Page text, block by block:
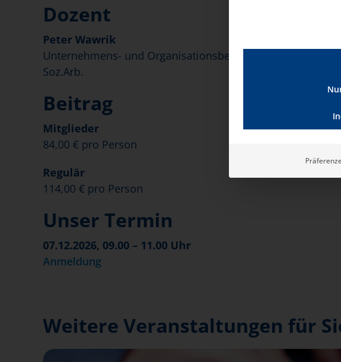
Dozent
Peter Wawrik
Unternehmens- und Organisationsberater, Gutachter/
Soz.Arb.
Beitrag
Mitglieder
84,00 € pro Person
Regulär
114,00 € pro Person
Unser Termin
07.12.2026, 09.00 – 11.00 Uhr
Anmeldung
Weitere Veranstaltungen für